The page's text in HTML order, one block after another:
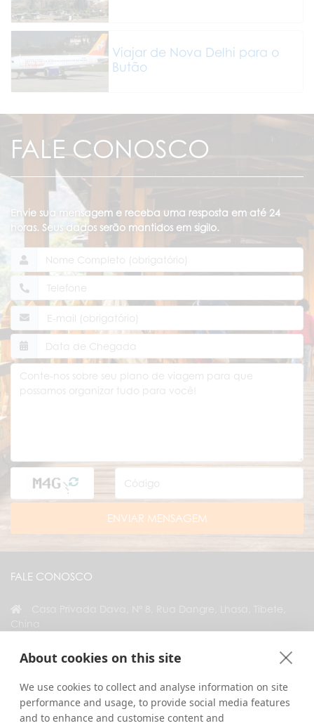
About cookies on this site
We use cookies to collect and analyse information on site
performance and usage, to provide social media features
and to enhance and customise content and
Viajar de Nova Delhi para o
Butão
FALE CONOSCO
Envie sua mensagem e receba uma resposta em até 24
horas. Seus dados serão mantidos em sigilo.
ENVIAR MENSAGEM
FALE CONOSCO
CONECTE-SE CONOSCO